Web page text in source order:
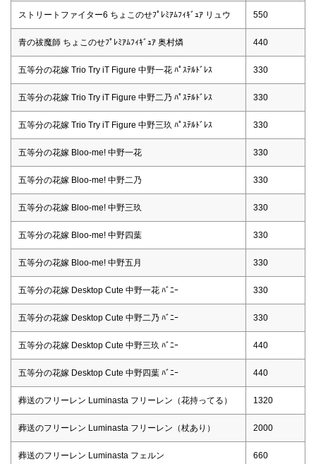
ストリートファイター6 ちょこのせﾌﾟﾚﾐｱﾑﾌｨｷﾞｭｱ リュウ 550
青の祓魔師 ちょこのせﾌﾟﾚﾐｱﾑﾌｨｷﾞｭｱ 奥村燐 440
五等分の花嫁 Trio Try iT Figure 中野一花 ﾊﾟｽﾃﾙﾄﾞﾚｽ 330
五等分の花嫁 Trio Try iT Figure 中野二乃 ﾊﾟｽﾃﾙﾄﾞﾚｽ 330
五等分の花嫁 Trio Try iT Figure 中野三玖 ﾊﾟｽﾃﾙﾄﾞﾚｽ 330
五等分の花嫁 Bloo-me! 中野一花 330
五等分の花嫁 Bloo-me! 中野二乃 330
五等分の花嫁 Bloo-me! 中野三玖 330
五等分の花嫁 Bloo-me! 中野四葉 330
五等分の花嫁 Bloo-me! 中野五月 330
五等分の花嫁 Desktop Cute 中野一花 ﾊﾞﾆｰ 330
五等分の花嫁 Desktop Cute 中野二乃 ﾊﾞﾆｰ 330
五等分の花嫁 Desktop Cute 中野三玖 ﾊﾞﾆｰ 440
五等分の花嫁 Desktop Cute 中野四葉 ﾊﾞﾆｰ 440
葬送のフリーレン Luminasta フリーレン（花持ってる） 1320
葬送のフリーレン Luminasta フリーレン（杖あり） 2000
葬送のフリーレン Luminasta フェルン 660